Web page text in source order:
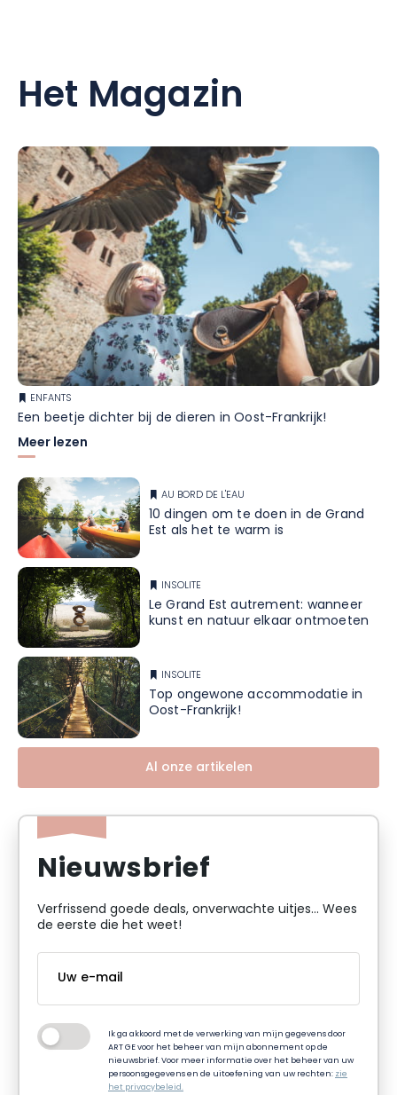
Het Magazin
ENFANTS
Een beetje dichter bij de dieren in Oost-Frankrijk!
Meer lezen
AU BORD DE L'EAU
10 dingen om te doen in de Grand
Est als het te warm is
INSOLITE
Le Grand Est autrement: wanneer
kunst en natuur elkaar ontmoeten
INSOLITE
Top ongewone accommodatie in
Oost-Frankrijk!
Al onze artikelen
Nieuwsbrief
Verfrissend goede deals, onverwachte uitjes... Wees
de eerste die het weet!
Ik ga akkoord met de verwerking van mijn gegevens door
ART GE voor het beheer van mijn abonnement op de
nieuwsbrief. Voor meer informatie over het beheer van uw
persoonsgegevens en de uitoefening van uw rechten: zie
het privacybeleid.